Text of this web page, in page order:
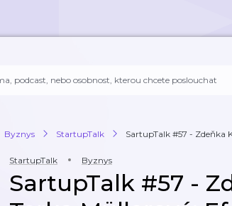
Byznys StartupTalk SartupTalk #57 - Zdeňka
StartupTalk Byznys
SartupTalk #57 -